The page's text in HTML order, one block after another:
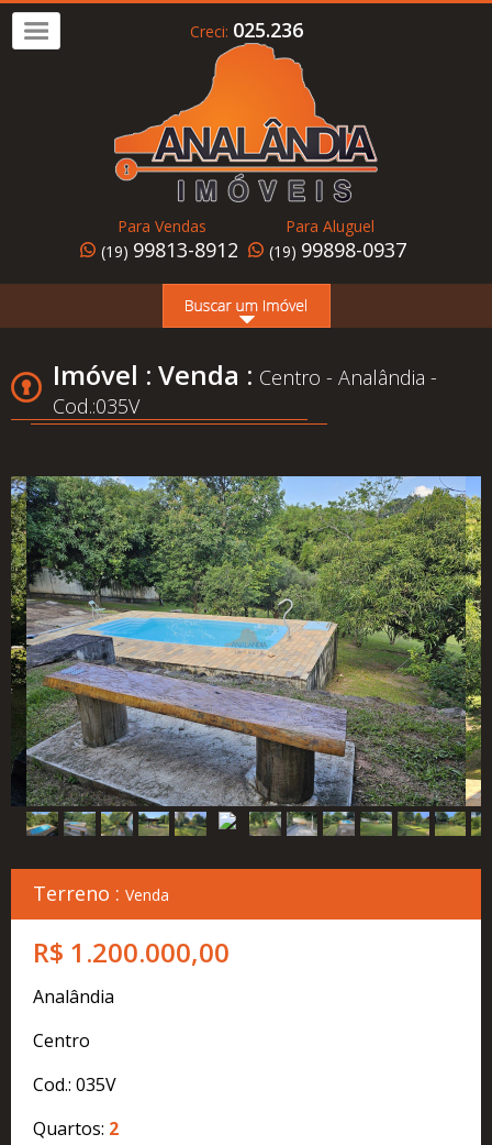
Alugar
Home
Somos
Conheça
Cadastre
seu
Imóvel
Simulador
Financeiro
Localização
Contato
Creci: 025.236
Para Vendas
(19) 99813-8912
Para Aluguel
(19) 99898-0937
Imóvel : Venda : Centro - Analândia -
Cod.:035V
Terreno : Venda
R$ 1.200.000,00
Analândia
Centro
Cod.: 035V
Quartos: 2